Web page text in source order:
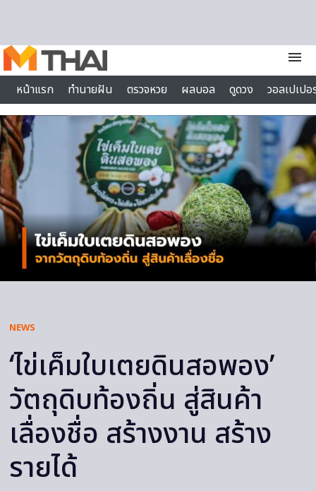
menu
หน้าแรก
ทำนายฝัน ตรวจหวย ผลบอล ดูดวง
วอลเปเป
ไลฟ์สไตล์
NEWS
‘ไข่เค็มใบเตยดินสอพอง’
วัตถุดิบท้องถิ่น สู่สินค้า
เลื่องชื่อ สร้างงาน สร้าง
รายได้